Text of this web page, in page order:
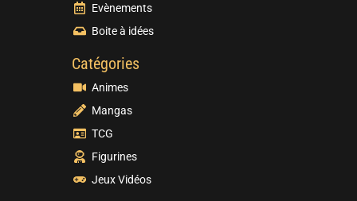
Evènements
Boite à idées
Catégories
Animes
Mangas
TCG
Figurines
Jeux Vidéos